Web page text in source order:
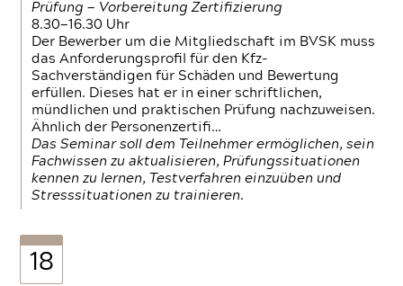
Prüfung — Vorbereitung Zertifizierung
8.30—16.30 Uhr
Der Bewerber um die Mitgliedschaft im BVSK muss
das Anforderungsprofil für den Kfz-
Sachverständigen für Schäden und Bewertung
erfüllen. Dieses hat er in einer schriftlichen,
mündlichen und praktischen Prüfung nachzuweisen.
Ähnlich der Personenzertifi…
Das Seminar soll dem Teilnehmer ermöglichen, sein
Fachwissen zu aktualisieren, Prüfungssituationen
kennen zu lernen, Testverfahren einzuüben und
Stresssituationen zu trainieren.
18